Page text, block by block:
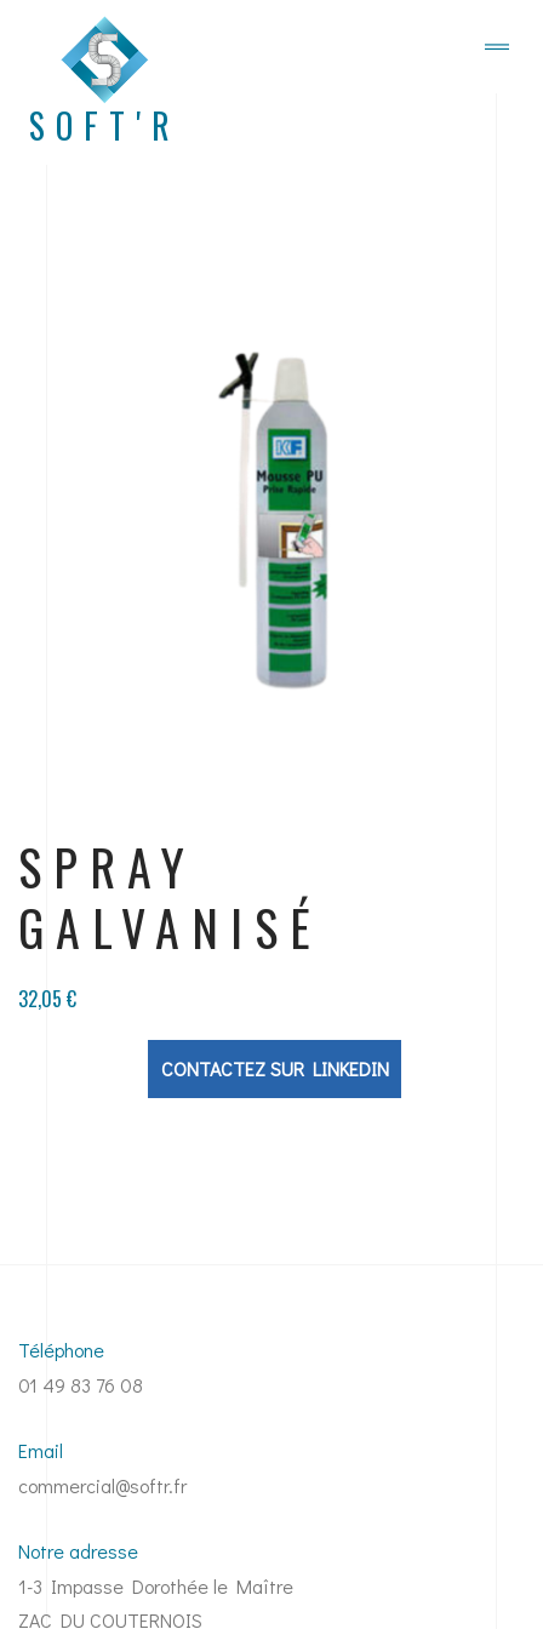
SOFT'R
SPRAY
GALVANISÉ
32,05 €
CONTACTEZ SUR LINKEDIN
Téléphone
01 49 83 76 08
Email
commercial@softr.fr
Notre adresse
1-3 Impasse Dorothée le Maître
ZAC DU COUTERNOIS